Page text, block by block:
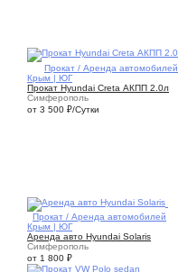
Прокат / Аренда автомобилей
Крым | ЮГ
Прокат Hyundai Creta АКПП 2.0л
Симферополь
от 3 500 ₽/Сутки
Прокат / Аренда автомобилей
Крым | ЮГ
Аренда авто Hyundai Solaris
Симферополь
от 1 800 ₽